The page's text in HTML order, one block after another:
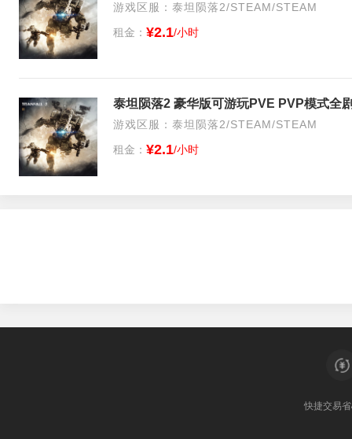
游戏区服：泰坦陨落2/STEAM/STEAM
租金： ¥2.1/小时
泰坦陨落2 豪华版可游玩PVE PVP模式全
游戏区服：泰坦陨落2/STEAM/STEAM
租金： ¥2.1/小时
快捷交易